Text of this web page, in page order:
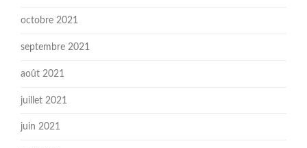
octobre 2021
septembre 2021
août 2021
juillet 2021
juin 2021